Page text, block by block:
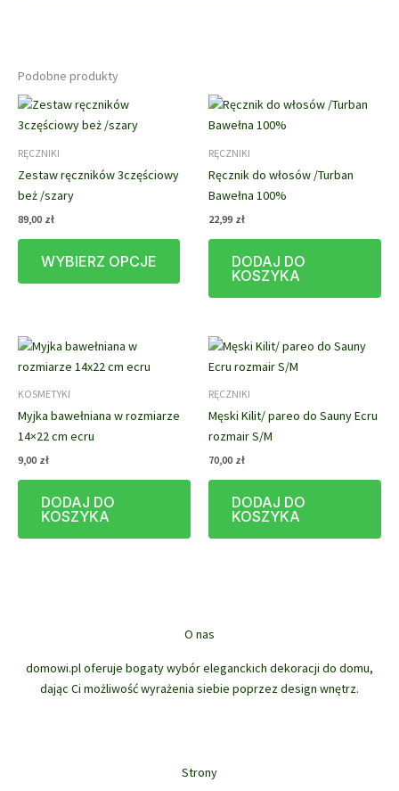
Podobne produkty
RĘCZNIKI
Zestaw ręczników 3częściowy
beż /szary
89,00 zł
WYBIERZ OPCJE
Ten
ma
Opcje
można
stronie
produktu
RĘCZNIKI
Ręcznik do włosów /Turban
Bawełna 100%
22,99 zł
DODAJ DO
KOSZYKA
KOSMETYKI
Myjka bawełniana w rozmiarze
14×22 cm ecru
9,00 zł
DODAJ DO
KOSZYKA
RĘCZNIKI
Męski Kilit/ pareo do Sauny Ecru
rozmair S/M
70,00 zł
DODAJ DO
KOSZYKA
O nas
domowi.pl oferuje bogaty wybór eleganckich dekoracji do domu,
dając Ci możliwość wyrażenia siebie poprzez design wnętrz.
Strony